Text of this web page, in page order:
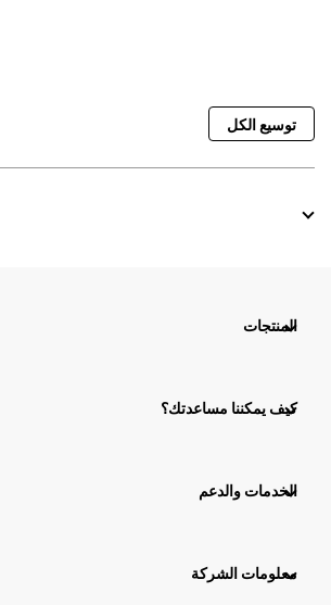
توسيع الكل
المنتجات
كيف يمكننا مساعدتك؟
الخدمات والدعم
معلومات الشركة